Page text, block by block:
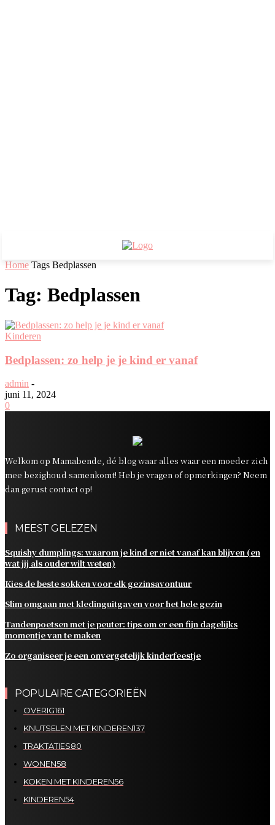
Home Tags Bedplassen
Tag: Bedplassen
Kinderen
Bedplassen: zo help je je kind er vanaf
admin -
juni 11, 2024
0
Welkom op Mamabende, dé blog waar alles waar een moeder zich
mee bezighoud samenkomt! Heb je vragen of opmerkingen? Neem
dan gerust contact op!
MEEST GELEZEN
Squishy dumplings: waarom je kind er niet vanaf kan blijven (en
wat jij als ouder wilt weten)
Kies de beste sokken voor elk gezinsavontuur
Slim omgaan met kledinguitgaven voor het hele gezin
Tandenpoetsen met je peuter: tips om er een fijn dagelijks
momentje van te maken
Zo organiseer je een onvergetelijk kinderfeestje
POPULAIRE CATEGORIEËN
OVERIG161
KNUTSELEN MET KINDEREN137
TRAKTATIES80
WONEN58
KOKEN MET KINDEREN56
KINDEREN54